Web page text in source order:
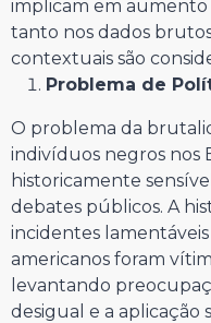
implicam em aumento
tanto nos dados
contextuais são
Problema de
O problema da
indivíduos negros nos
historicamente
debates públicos. A
incidentes
americanos foram
levantando
desigual e a aplicação